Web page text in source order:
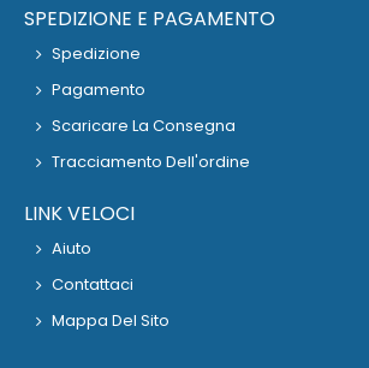
SPEDIZIONE E PAGAMENTO
Spedizione
Pagamento
Scaricare La Consegna
Tracciamento Dell'ordine
LINK VELOCI
Aiuto
Contattaci
Mappa Del Sito